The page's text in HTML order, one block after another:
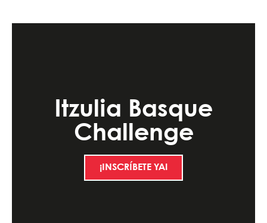
Itzulia Basque
Challenge
¡INSCRÍBETE YA!